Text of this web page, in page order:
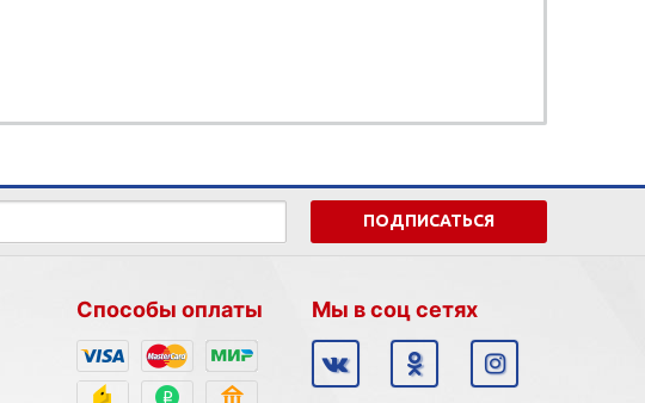
ПОДПИСАТЬСЯ
Способы оплаты Мы в соц сетях